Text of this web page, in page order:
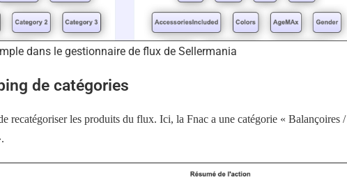
dans le gestionnaire de flux de Sellermania
de catégories
recatégoriser les produits du flux. Ici, la Fnac a une catégorie « Balançoires /